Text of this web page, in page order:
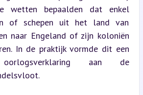
wetten bepaalden dat enkel
of schepen uit het land van
naar Engeland of zijn koloniën
In de praktijk vormde dit een
oorlogsverklaring aan de